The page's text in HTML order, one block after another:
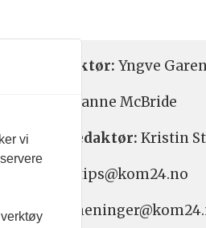
Nyhetsredaktør: Yngve
Hanne McBride
redaktør: Kristin
Nyhetstips: tips@kom24.no
vi